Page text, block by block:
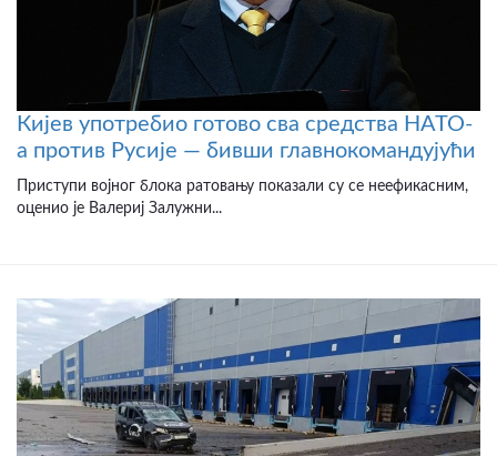
Кијев употребио готово сва средства НАТО-
а против Русије — бивши главнокомандујући
Приступи војног блока ратовању показали су се неефикасним,
оценио је Валериј Залужни...